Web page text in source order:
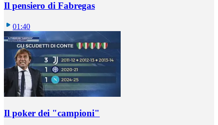
Il pensiero di Fabregas
01:40
Il poker dei "campioni"